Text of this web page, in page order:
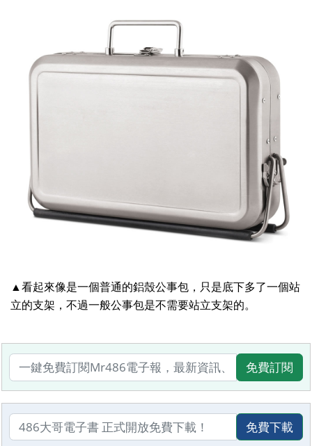
▲看起來像是一個普通的鋁殼公事包，只是底下多了一個站
立的支架，不過一般公事包是不需要站立支架的。
免費訂閱
免費下載